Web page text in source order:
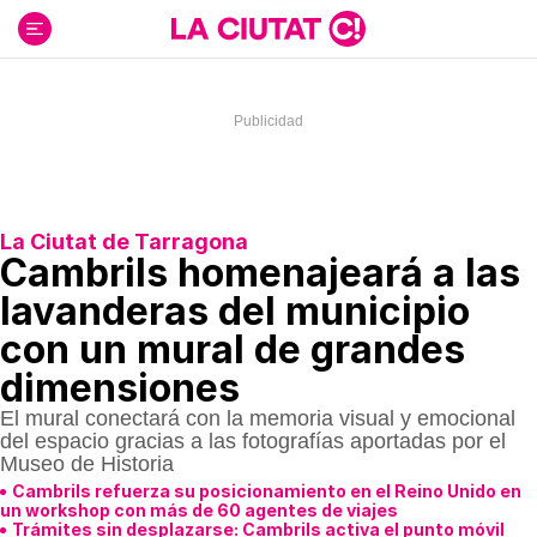
contenido
La Ciutat de Tarragona
Cambrils homenajeará a las
lavanderas del municipio
con un mural de grandes
dimensiones
El mural conectará con la memoria visual y emocional
del espacio gracias a las fotografías aportadas por el
Museo de Historia
Cambrils refuerza su posicionamiento en el Reino Unido en
un workshop con más de 60 agentes de viajes
Trámites sin desplazarse: Cambrils activa el punto móvil